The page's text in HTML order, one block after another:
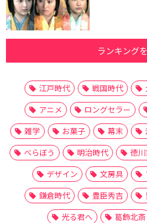
ランキング
江戸時代 戦国時代
アニメ
ロングセラー
雑学
お菓子 幕末
べらぼう
明治時代 徳
デザイン
文房具
鎌倉時代
豊臣秀吉
光る君へ
葛飾北斎